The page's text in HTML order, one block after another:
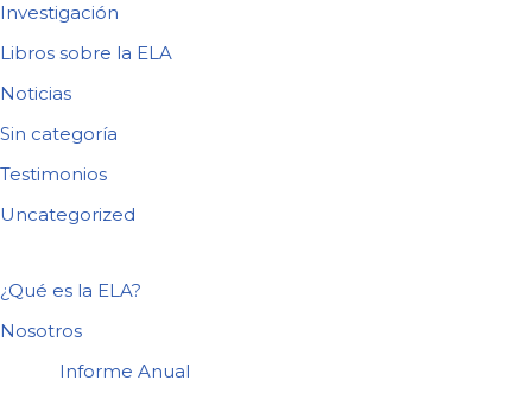
Investigación
Libros sobre la ELA
Noticias
Sin categoría
Testimonios
Uncategorized
¿Qué es la ELA?
Nosotros
Informe Anual